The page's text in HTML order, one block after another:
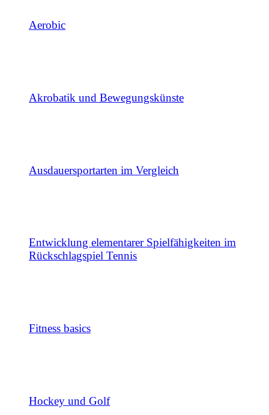
Aerobic
Akrobatik und Bewegungskünste
Ausdauersportarten im Vergleich
Entwicklung elementarer Spielfähigkeiten im
Rückschlagspiel Tennis
Fitness basics
Hockey und Golf